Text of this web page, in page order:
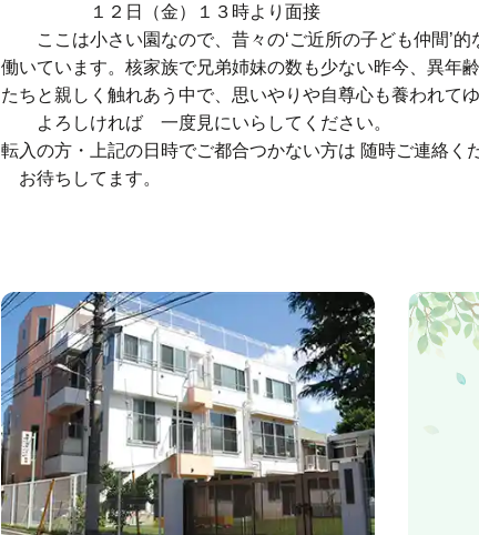
１２日（金）１３時より面接
ここは小さい園なので、昔々の‘ご近所の子ども仲間’的
働いています。核家族で兄弟姉妹の数も少ない昨今、異年
たちと親しく触れあう中で、思いやりや自尊心も養われてゆ
よろしければ 一度見にいらしてください。
転入の方・上記の日時でご都合つかない方は 随時ご連絡く
お待ちしてます。